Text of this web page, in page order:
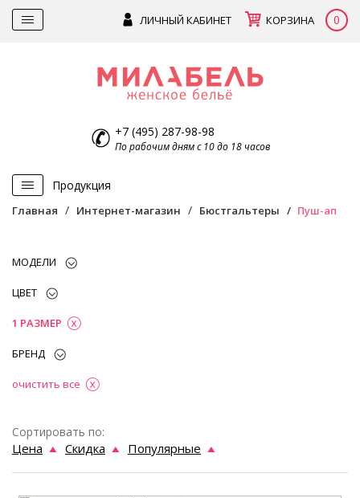
ЛИЧНЫЙ КАБИНЕТ КОРЗИНА 0
+7 (495) 287-98-98
По рабочим дням с 10 до 18 часов
Продукция
Главная Интернет-магазин Бюстгальтеры Пуш-ап
МОДЕЛИ
ЦВЕТ
1 РАЗМЕР
БРЕНД
очистить все
Сортировать по:
Цена Скидка Популярные